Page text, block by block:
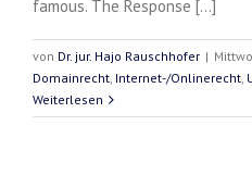
famous. The Response [...]
von Dr. jur. Hajo Rauschhofer |
Domainrecht Internet-/Onlinerecht
Weiterlesen